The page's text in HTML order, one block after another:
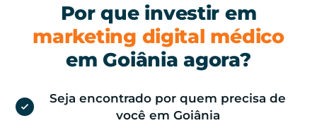
Por que investir em
marketing digital médico
em Goiânia agora?
Seja encontrado por quem precisa de
você em Goiânia